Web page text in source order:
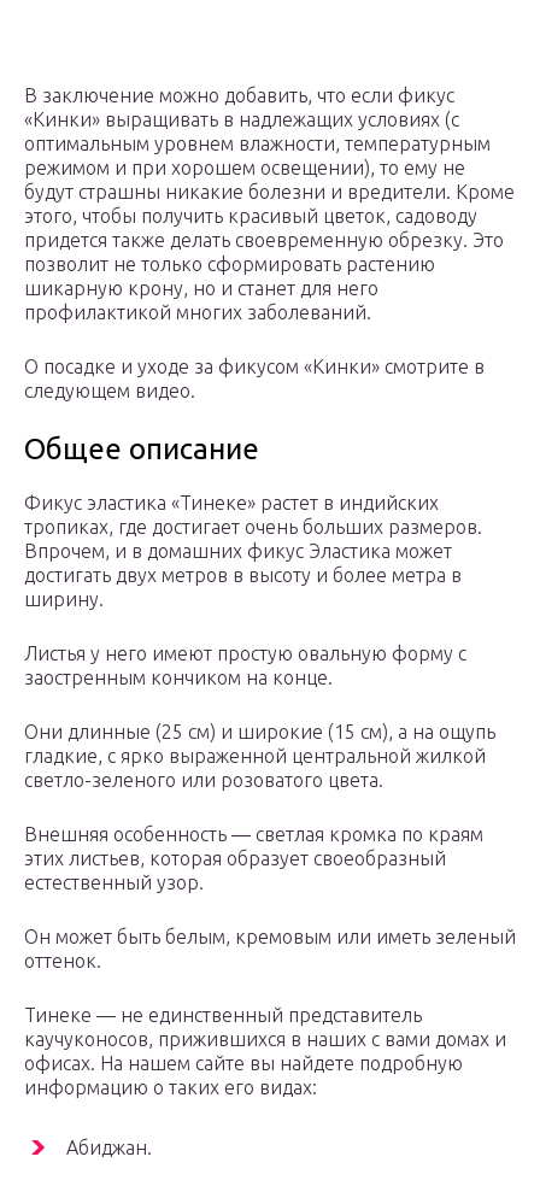
В заключение можно добавить, что если фикус
«Кинки» выращивать в надлежащих условиях (с
оптимальным уровнем влажности, температурным
режимом и при хорошем освещении), то ему не
будут страшны никакие болезни и вредители. Кроме
этого, чтобы получить красивый цветок, садоводу
придется также делать своевременную обрезку. Это
позволит не только сформировать растению
шикарную крону, но и станет для него
профилактикой многих заболеваний.
О посадке и уходе за фикусом «Кинки» смотрите в
следующем видео.
Общее описание
Фикус эластика «Тинеке» растет в индийских
тропиках, где достигает очень больших размеров.
Впрочем, и в домашних фикус Эластика может
достигать двух метров в высоту и более метра в
ширину.
Листья у него имеют простую овальную форму с
заостренным кончиком на конце.
Они длинные (25 см) и широкие (15 см), а на ощупь
гладкие, с ярко выраженной центральной жилкой
светло-зеленого или розоватого цвета.
Внешняя особенность — светлая кромка по краям
этих листьев, которая образует своеобразный
естественный узор.
Он может быть белым, кремовым или иметь зеленый
оттенок.
Тинеке — не единственный представитель
каучуконосов, прижившихся в наших с вами домах и
офисах. На нашем сайте вы найдете подробную
информацию о таких его видах:
Абиджан.